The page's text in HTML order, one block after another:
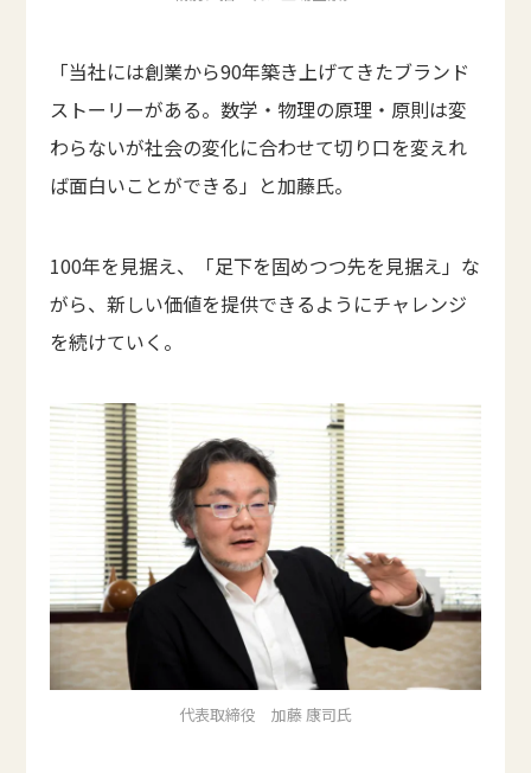
「当社には創業から90年築き上げてきたブランド
ストーリーがある。数学・物理の原理・原則は変
わらないが社会の変化に合わせて切り口を変えれ
ば面白いことができる」と加藤氏。
100年を見据え、「足下を固めつつ先を見据え」な
がら、新しい価値を提供できるようにチャレンジ
を続けていく。
代表取締役 加藤 康司氏